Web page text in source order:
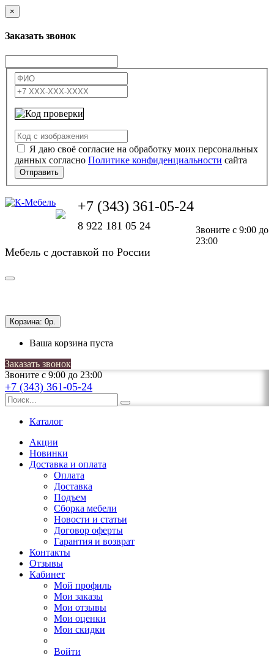
×
Заказать звонок
Я даю своё согласие на обработку моих персональных
данных согласно Политике конфиденциальности сайта
Отправить
Звоните с 9:00 до
23:00
+7 (343) 361-05-24
8 922 181 05 24
Мебель с доставкой по России
Корзина: 0р.
Ваша корзина пуста
Заказать звонок
Звоните с 9:00 до 23:00
+7 (343) 361-05-24
Каталог
Акции
Новинки
Доставка и оплата
Оплата
Доставка
Подъем
Сборка мебели
Новости и статьи
Договор оферты
Гарантия и возврат
Контакты
Отзывы
Кабинет
Мой профиль
Мои заказы
Мои отзывы
Мои оценки
Мои скидки
Войти